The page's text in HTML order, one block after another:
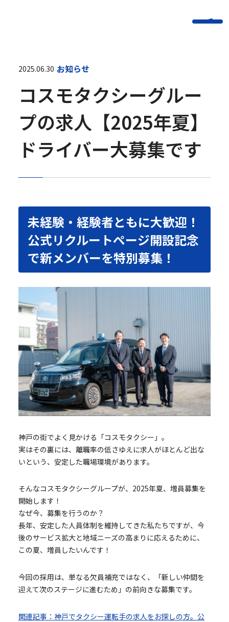
2025.06.30 お知らせ
コスモタクシーグルー
プの求人【2025年夏】
ドライバー大募集です
未経験・経験者ともに大歓迎！
公式リクルートページ開設記念
で新メンバーを特別募集！
神戸の街でよく見かける「コスモタクシー」。
実はその裏には、離職率の低さゆえに求人がほとんど出な
いという、安定した職場環境があります。
そんなコスモタクシーグループが、2025年夏、増員募集を
開始します！
なぜ今、募集を行うのか？
長年、安定した人員体制を維持してきた私たちですが、今
後のサービス拡大と地域ニーズの高まりに応えるために、
この夏、増員したいんです！
今回の採用は、単なる欠員補充ではなく、「新しい仲間を
迎えて次のステージに進むため」の前向きな募集です。
関連記事：神戸でタクシー運転手の求人をお探しの方。公